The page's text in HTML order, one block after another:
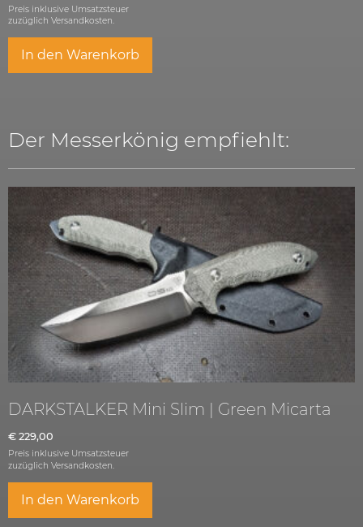
Preis inklusive Umsatzsteuer
zuzüglich Versandkosten.
In den Warenkorb
Der Messerkönig empfiehlt:
DARKSTALKER Mini Slim | Green Micarta
€ 229,00
Preis inklusive Umsatzsteuer
zuzüglich Versandkosten.
In den Warenkorb